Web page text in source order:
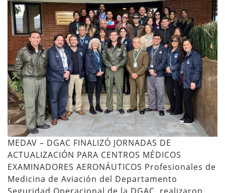
MEDAV – DGAC FINALIZÓ JORNADAS DE
ACTUALIZACIÓN PARA CENTROS MÉDICOS
EXAMINADORES AERONÁUTICOS Profesionales de
Medicina de Aviación del Departamento